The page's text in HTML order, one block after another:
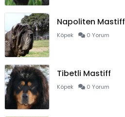
Napoliten Mastiff
Köpek 0 Yorum
Tibetli Mastiff
Köpek 0 Yorum